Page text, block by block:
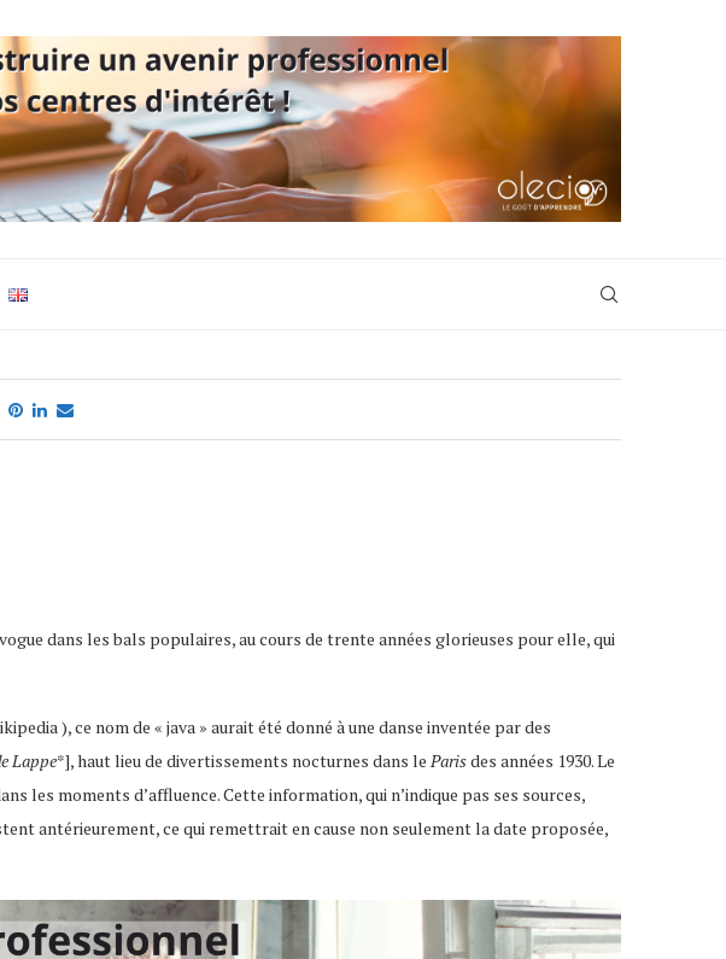
dans les bals populaires, au cours de trente années glorieuses pour elle, qui
), ce nom de « java » aurait été donné à une danse inventée par des
Lappe*], haut lieu de divertissements nocturnes dans le Parisdes années 1930. Le
les moments d’affluence. Cette information, qui n’indique pas ses sources,
antérieurement, ce qui remettrait en cause non seulement la date proposée,